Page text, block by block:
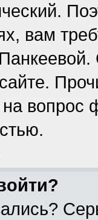
вам
на